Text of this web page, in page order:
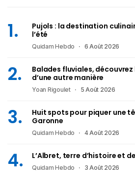
Pujols : la destination
l’été
Quidam Hebdo 6 Août 2026
Balades fluviales,
d’une autre manière
Yoan Rigoulet 5 Août 2026
Huit spots pour piquer une
Garonne
Quidam Hebdo 4 Août 2026
L’Albret, terre d’histoire et
Quidam Hebdo 3 Août 2026